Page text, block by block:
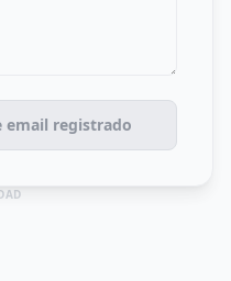
email registrado